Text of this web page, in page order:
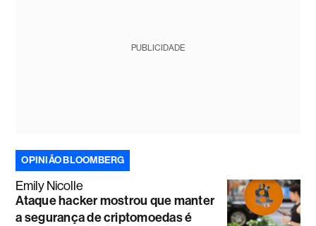
PUBLICIDADE
OPINIÃO BLOOMBERG
Emily Nicolle
Ataque hacker mostrou que manter
a segurança de criptomoedas é